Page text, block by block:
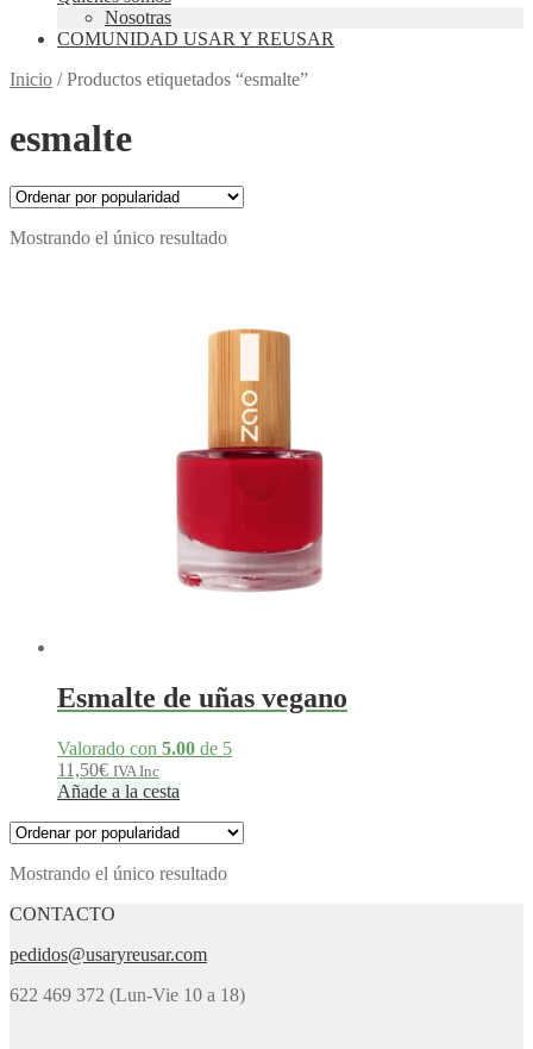
Nosotras
COMUNIDAD USAR Y REUSAR
Inicio /Productos etiquetados “esmalte”
esmalte
Mostrando el único resultado
Esmalte de uñas vegano
Valorado con 5.00 de 5
11,50€ IVA Inc
Añade a la cesta
Mostrando el único resultado
CONTACTO
pedidos@usaryreusar.com
622 469 372 (Lun-Vie 10 a 18)